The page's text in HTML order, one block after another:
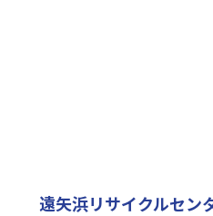
遠矢浜リサイクルセン